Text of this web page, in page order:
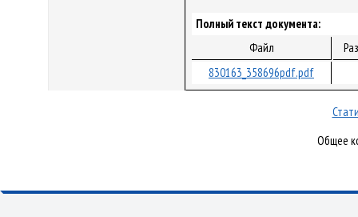
Полный текст документа:
Файл
830163_358696pdf.pdf
Общее